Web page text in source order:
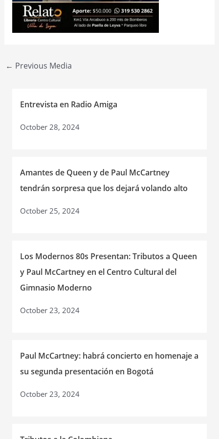
Post
← Previous Media
Entrevista en Radio Amiga
October 28, 2024
Amantes de Queen y de Paul McCartney
tendrán sorpresa que los dejará volando alto
October 25, 2024
Los Modernos 80s Presentan: Tributos a Queen
y Paul McCartney en el Centro Cultural del
Gimnasio Moderno
October 23, 2024
Paul McCartney: habrá concierto en homenaje a
su segunda presentación en Bogotá
October 23, 2024